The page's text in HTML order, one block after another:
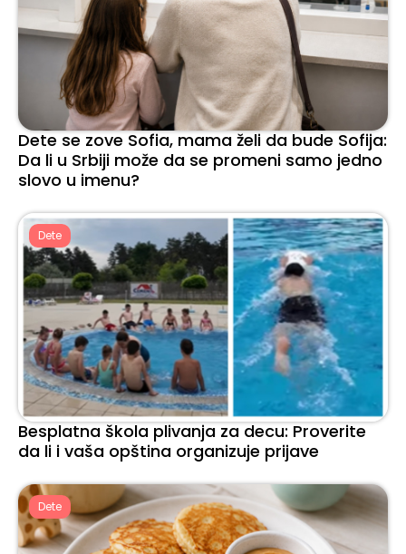
Dete se zove Sofia, mama želi da bude Sofija:
Da li u Srbiji može da se promeni samo jedno
slovo u imenu?
Dete
Besplatna škola plivanja za decu: Proverite
da li i vaša opština organizuje prijave
Dete